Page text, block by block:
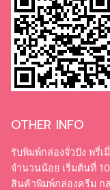
OTHER INFO
รับพิมพ์กล่องจั่วปัง พรี่เ
จำนวนน้อย เริ่มต้นที่
สินค้าพิมพ์กล่องครีม ก